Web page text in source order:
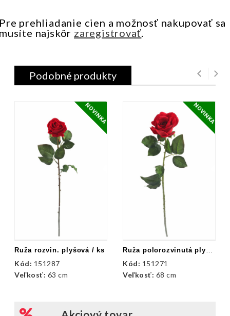
prehliadanie cien a možnosť nakupovať sa
najskôr zaregistrovať.
Podobné produkty
NOVINKA
Ruža rozvin. plyšová / ks
Kód: 151287
Veľkosť: 63 cm
NOVINKA
Ruža polorozvinutá plyšová / ks
Kód: 151271
Veľkosť: 68 cm